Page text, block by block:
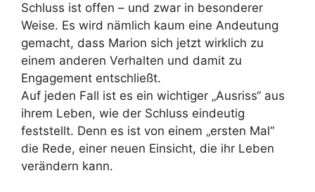
Schluss ist offen – und zwar in besonderer
Weise. Es wird nämlich kaum eine Andeutung
gemacht, dass Marion sich jetzt wirklich zu
einem anderen Verhalten und damit zu
Engagement entschließt.
Auf jeden Fall ist es ein wichtiger „Ausriss“ aus
ihrem Leben, wie der Schluss eindeutig
feststellt. Denn es ist von einem „ersten Mal“
die Rede, einer neuen Einsicht, die ihr Leben
verändern kann.